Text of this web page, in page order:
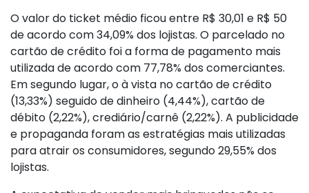
O valor do ticket médio ficou entre R$ 30,01 e R$ 50
de acordo com 34,09% dos lojistas. O parcelado no
cartão de crédito foi a forma de pagamento mais
utilizada de acordo com 77,78% dos comerciantes.
Em segundo lugar, o à vista no cartão de crédito
(13,33%) seguido de dinheiro (4,44%), cartão de
débito (2,22%), crediário/carnê (2,22%). A publicidade
e propaganda foram as estratégias mais utilizadas
para atrair os consumidores, segundo 29,55% dos
lojistas.